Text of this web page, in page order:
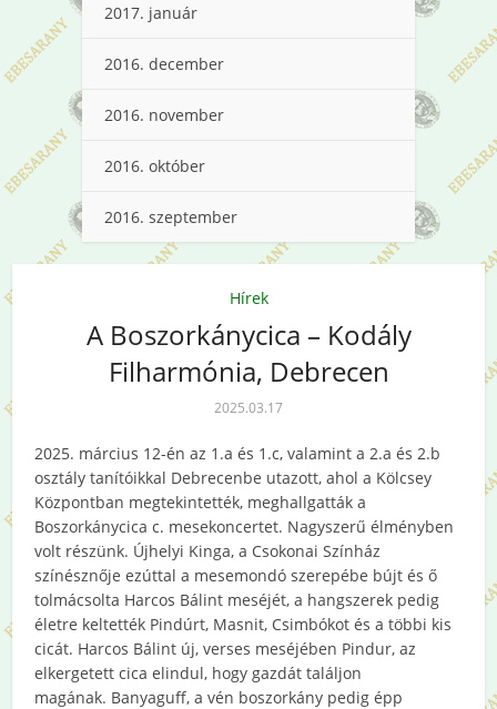
2017. január
2016. december
2016. november
2016. október
2016. szeptember
Hírek
A Boszorkánycica – Kodály
Filharmónia, Debrecen
2025.03.17
2025. március 12-én az 1.a és 1.c, valamint a 2.a és 2.b
osztály tanítóikkal Debrecenbe utazott, ahol a Kölcsey
Központban megtekintették, meghallgatták a
Boszorkánycica c. mesekoncertet. Nagyszerű élményben
volt részünk. Újhelyi Kinga, a Csokonai Színház
színésznője ezúttal a mesemondó szerepébe bújt és ő
tolmácsolta Harcos Bálint meséjét, a hangszerek pedig
életre keltették Pindúrt, Masnit, Csimbókot és a többi kis
cicát. Harcos Bálint új, verses meséjében Pindur, az
elkergetett cica elindul, hogy gazdát találjon
magának. Banyaguff, a vén boszorkány pedig épp